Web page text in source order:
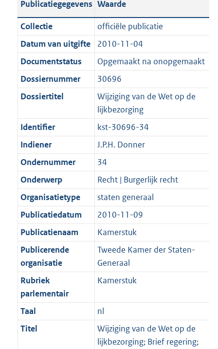
i
e
i
n
f
m
a
a
3
K
b
t
i
e
i
n
r
m
a
a
t
:
K
b
a
t
i
e
i
o
r
m
a
a
t
e
3
K
b
c
a
t
i
e
f
o
r
m
a
a
t
t
:
1
K
b
a
n
d
s
g
r
o
o
t
t
e
:
K
b
a
n
d
s
g
r
o
o
t
t
e
2
K
b
Publicatiegegevens Waarde
Collectie
officiële publicatie
Datum van uitgifte
2010-11-04
Documentstatus
Opgemaakt na onopgemaakt
Dossiernummer
30696
Dossiertitel
Wijziging van de Wet op de
lijkbezorging
Identifier
kst-30696-34
Indiener
J.P.H. Donner
Ondernummer
34
Onderwerp
Recht | Burgerlijk recht
Organisatietype
staten generaal
Publicatiedatum
2010-11-09
Publicatienaam
Kamerstuk
Publicerende
organisatie
Tweede Kamer der Staten-
Generaal
Rubriek
parlementair
Kamerstuk
Taal
nl
Titel
Wijziging van de Wet op de
lijkbezorging; Brief regering;